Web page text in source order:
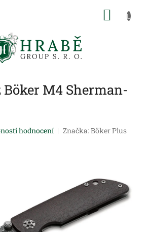
M4 Sherman-
hodnocení Značka:Böker Plus